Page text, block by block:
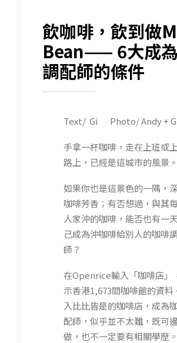
飲咖啡，飲到做
Bean—— 6大成
調配師的條件
Text/ Gi Photo/ Andy +
手拿一杯咖啡，走在上班或
路上，已經是這城市的風景。
如果你也是這景色的一隅，
咖啡芳香；有否想過，與其
人家沖的咖啡，能否也有一
己成為沖咖啡給別人的咖啡
師？
在Openrice輸入「咖啡店」
示香港1,673間咖啡館的資料
入比比皆是的咖啡店，成為
配師，似乎並不太難，既可
做，也不一定要有相關學歷。